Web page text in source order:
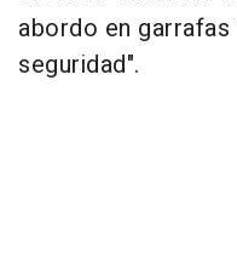
abordo en
seguridad".